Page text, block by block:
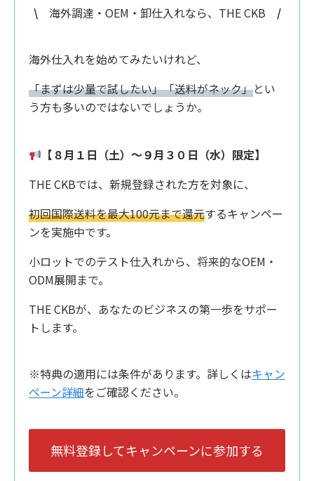
\海外調達・OEM・卸仕入れなら、THE CKB /
海外仕入れを始めてみたいけれど、
「まずは少量で試したい」「送料がネック」とい
う方も多いのではないでしょうか。
【８月１日（土）〜９月３０日（水）限定】
THE CKBでは、新規登録された方を対象に、
初回国際送料を最大100元まで還元するキャンペー
ンを実施中です。
小ロットでのテスト仕入れから、将来的なOEM・
ODM展開まで。
THE CKBが、あなたのビジネスの第一歩をサポー
トします。
※特典の適用には条件があります。詳しくはキャン
ペーン詳細をご確認ください。
無料登録してキャンペーンに参加する